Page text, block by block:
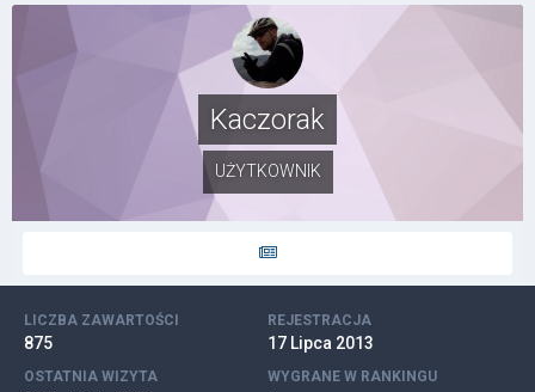
Kaczorak
UŻYTKOWNIK
LICZBA ZAWARTOŚCI
875
REJESTRACJA
17 Lipca 2013
OSTATNIA WIZYTA WYGRANE W RANKINGU